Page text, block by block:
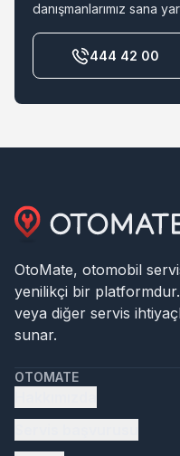
danışmanlarımız sana
444 42 00
OtoMate, otomobil
yenilikçi bir platformdur.
veya diğer servis
sunar.
OTOMATE